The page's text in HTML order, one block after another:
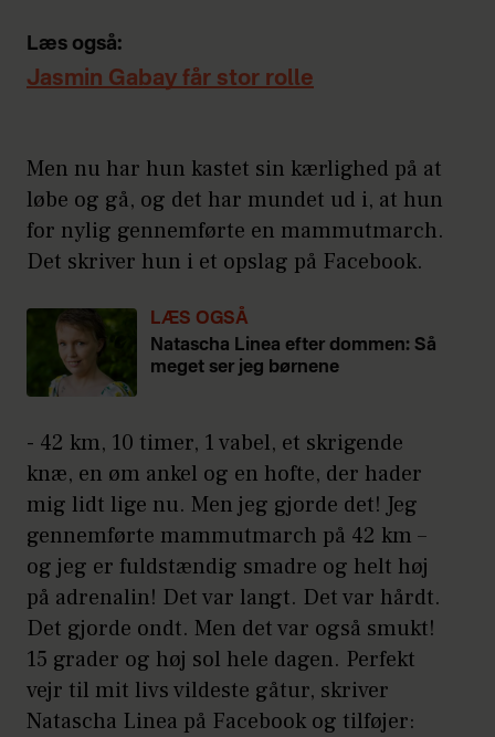
Læs også:
Jasmin Gabay får stor rolle
Men nu har hun kastet sin kærlighed på at
løbe og gå, og det har mundet ud i, at hun
for nylig gennemførte en mammutmarch.
Det skriver hun i et opslag på Facebook.
LÆS OGSÅ
Natascha Linea efter dommen: Så
meget ser jeg børnene
- 42 km, 10 timer, 1 vabel, et skrigende
knæ, en øm ankel og en hofte, der hader
mig lidt lige nu. Men jeg gjorde det! Jeg
gennemførte mammutmarch på 42 km –
og jeg er fuldstændig smadre og helt høj
på adrenalin! Det var langt. Det var hårdt.
Det gjorde ondt. Men det var også smukt!
15 grader og høj sol hele dagen. Perfekt
vejr til mit livs vildeste gåtur, skriver
Natascha Linea på Facebook og tilføjer: